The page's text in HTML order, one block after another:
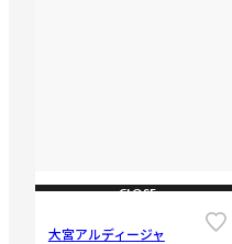
CLOSE
大宮アルディージャ